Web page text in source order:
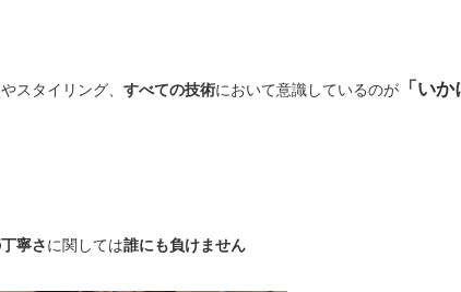
スタイリング、 すべての技術において意識しているのが「いか
寧さに関しては誰にも負けません